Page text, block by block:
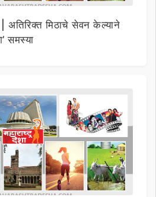
मिठाचे सेवन केल्याने
समस्या